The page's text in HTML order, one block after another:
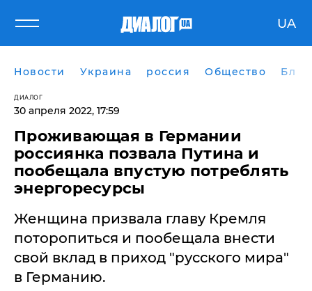
UA
Новости Украина россия Общество
ДИАЛОГ
30 апреля 2022, 17:59
Проживающая в Германии
россиянка позвала Путина и
пообещала впустую потреблять
энергоресурсы
Женщина призвала главу Кремля
поторопиться и пообещала внести
свой вклад в приход "русского мира"
в Германию.